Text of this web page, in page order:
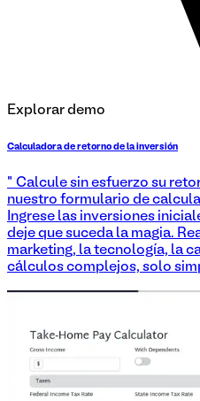
Explorar demo
Calculadora de retorno de la inversión
"¡Calcule sin esfuerzo su
nuestro formulario de
Ingrese las inversiones
deje que suceda la magia.
marketing, la tecnología, la
cálculos complejos, solo